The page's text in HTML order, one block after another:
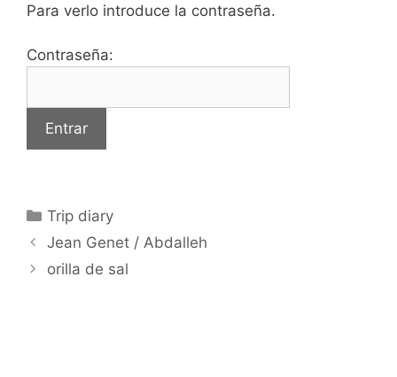
Para verlo introduce la contraseña.
Contraseña:
Categorías
Trip diary
Jean Genet / Abdalleh
orilla de sal